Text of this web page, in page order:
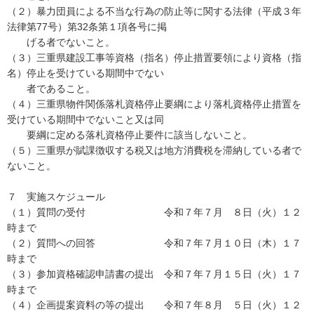
（２）暴力団員による不当な行為の防止等に関する法律（平成３年
法律第77号）第32条第１項各号に掲
げる者でないこと。
（３）三重県建設工事等資格（指名）停止措置要領により資格（指
名）停止を受けている期間中でない
者であること。
（４）三重県物件関係落札資格停止要綱により落札資格停止措置を
受けている期間中でないこと又は同
要綱に定める落札資格停止要件に該当しないこと。
（５）三重県が賦課徴収する税又は地方消費税を滞納している者で
ないこと。
７ 実施スケジュール
（１）質問の受付 令和７年７月 ８日（火）１２
時まで
（２）質問への回答 令和７年７月１０日（木）１７
時まで
（３）参加資格確認申請書の提出 令和７年７月１５日（火）１７
時まで
（４）企画提案資料の等の提出 令和７年８月 ５日（火）１２